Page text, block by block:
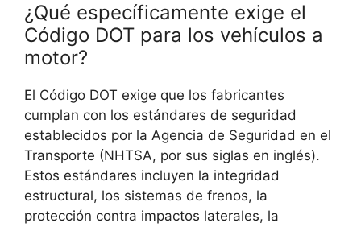
¿Qué específicamente exige el
Código DOT para los vehículos a
motor?
El Código DOT exige que los fabricantes
cumplan con los estándares de seguridad
establecidos por la Agencia de Seguridad en el
Transporte (NHTSA, por sus siglas en inglés).
Estos estándares incluyen la integridad
estructural, los sistemas de frenos, la
protección contra impactos laterales, la